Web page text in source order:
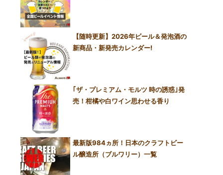
【随時更新】2026年ビール＆発泡酒の
新商品・新発売カレンダー!
｢ザ・プレミアム・モルツ 時の誘惑｣発
売！柑橘や白ワイン思わせる香り
最新版984ヵ所！日本のクラフトビー
ル醸造所（ブルワリー）一覧